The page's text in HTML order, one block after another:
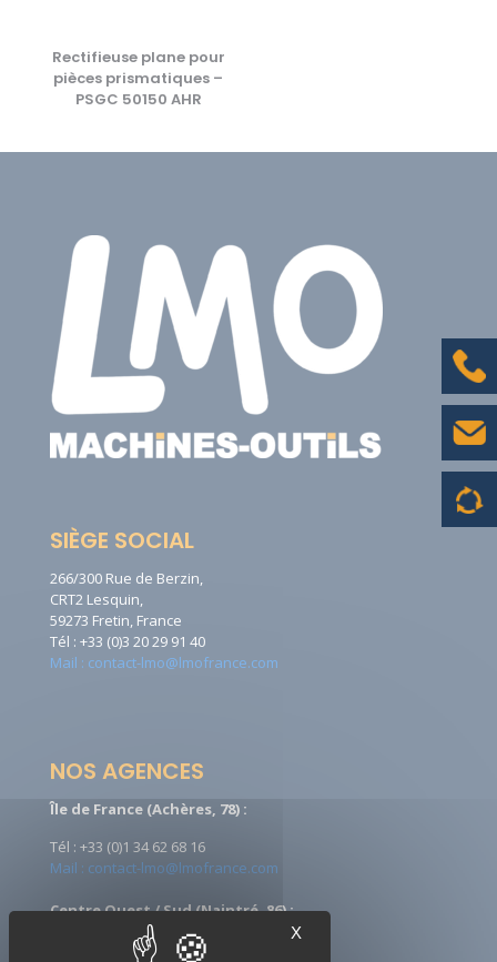
Rectifieuse plane pour
pièces prismatiques –
PSGC 50150 AHR
SIÈGE SOCIAL
266/300 Rue de Berzin,
CRT2 Lesquin,
59273 Fretin, France
Tél : +33 (0)3 20 29 91 40
Mail : contact-lmo@lmofrance.com
NOS AGENCES
Île de France (Achères, 78) :
Tél : +33 (0)1 34 62 68 16
Mail : contact-lmo@lmofrance.com
Centre Ouest / Sud (Naintré, 86) :
Tél : +33 (0)5 49 90 08 09
X